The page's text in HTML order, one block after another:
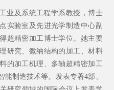
业及系统工程学系教授，博士
实验室及先进光学制造中心副
超精密加工博士学位。她主要
研究、微纳结构的加工、材料
的加工机理、多轴超精密加工
能制造技术等。发表专著4部、